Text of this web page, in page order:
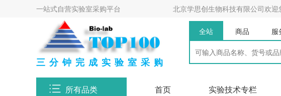
一站式自营实验室采购平台 北京学思创生物科技有限公司欢迎
三分钟完成实验室采购
全站 商品 服
所有品类 首页 实验技术专栏